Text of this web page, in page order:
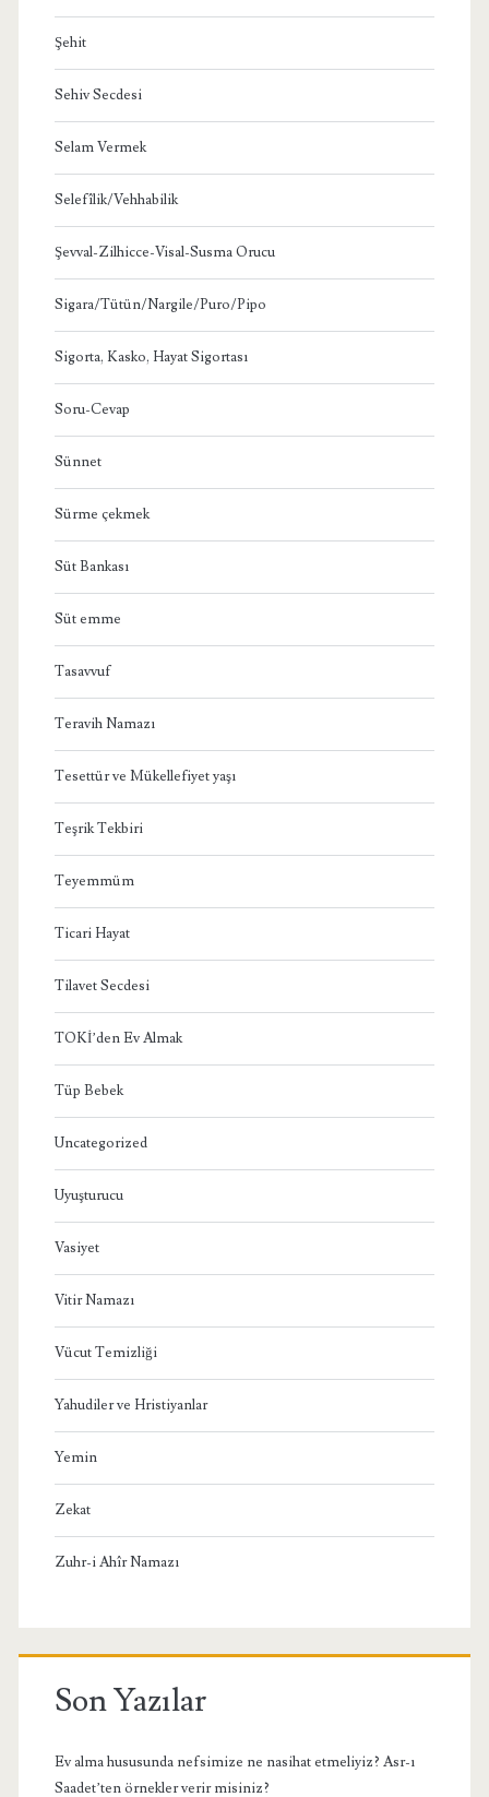
Şehit
Sehiv Secdesi
Selam Vermek
Selefîlik/Vehhabilik
Şevval-Zilhicce-Visal-Susma Orucu
Sigara/Tütün/Nargile/Puro/Pipo
Sigorta, Kasko, Hayat Sigortası
Soru-Cevap
Sünnet
Sürme çekmek
Süt Bankası
Süt emme
Tasavvuf
Teravih Namazı
Tesettür ve Mükellefiyet yaşı
Teşrik Tekbiri
Teyemmüm
Ticari Hayat
Tilavet Secdesi
TOKİ’den Ev Almak
Tüp Bebek
Uncategorized
Uyuşturucu
Vasiyet
Vitir Namazı
Vücut Temizliği
Yahudiler ve Hristiyanlar
Yemin
Zekat
Zuhr-i Ahîr Namazı
Son Yazılar
Ev alma hususunda nefsimize ne nasihat etmeliyiz? Asr-ı
Saadet’ten örnekler verir misiniz?